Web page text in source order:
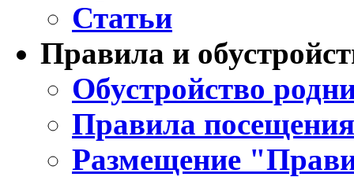
Статьи
Правила и
Обустройство
Правила
Размещение